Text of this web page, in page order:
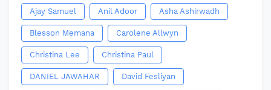
Ajay Samuel Anil Adoor Asha Ashirwadh
Blesson Memana Carolene Allwyn
Christina Lee Christina Paul
DANIEL JAWAHAR David Fesliyan